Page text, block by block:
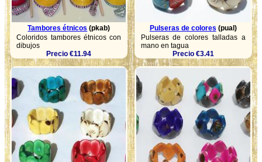
Tambores étnicos (pkab)
Coloridos tambores étnicos con
dibujos
Precio €11.94
Pulseras de colores (pual)
Pulseras de colores talladas a
mano en tagua
Precio €3.41